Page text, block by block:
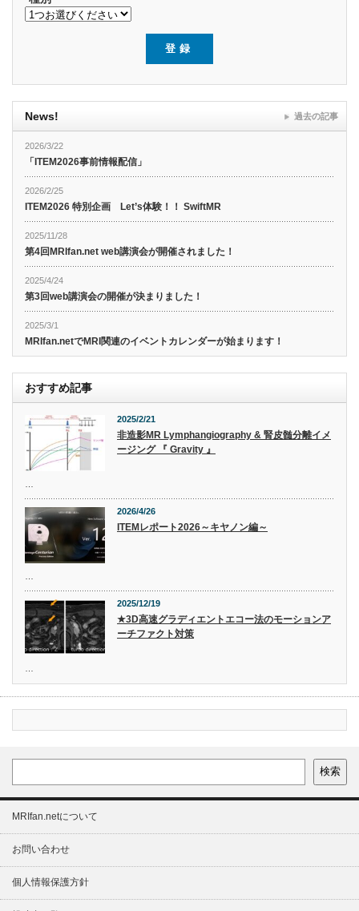
News!
2026/3/22
「ITEM2026事前情報配信」
2026/2/25
ITEM2026 特別企画 Let’s体験！！ SwiftMR
2025/11/28
第4回MRIfan.net web講演会が開催されました！
2025/4/24
第3回web講演会の開催が決まりました！
2025/3/1
MRIfan.netでMRI関連のイベントカレンダーが始まります！
過去の記事
おすすめ記事
2025/2/21
非造影MR Lymphangiography & 腎皮髄分離イメ
ージング 『 Gravity 』
2026/4/26
ITEMレポート2026～キヤノン編～
2025/12/19
★3D高速グラディエントエコー法のモーションア
ーチファクト対策
検索
MRIfan.netについて
お問い合わせ
個人情報保護方針